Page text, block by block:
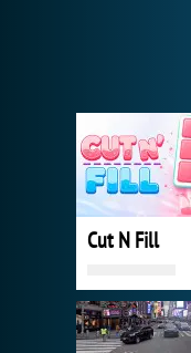
Cut N Fill